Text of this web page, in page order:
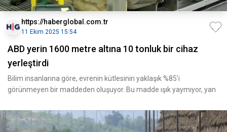
https://haberglobal.com.tr
11 Ekim 2025 15:54
ABD yerin 1600 metre altına 10 tonluk bir cihaz
yerleştirdi
Bilim insanlarına göre, evrenin kütlesinin yaklaşık %85’i
görünmeyen bir maddeden oluşuyor. Bu madde ışık yaymıyor, yan